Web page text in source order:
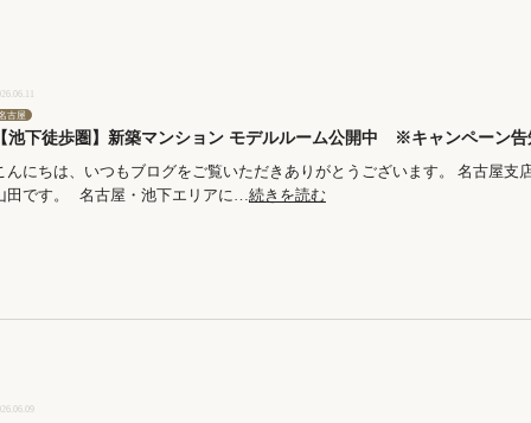
古屋
池下徒歩圏】新築マンション モデルルーム公開中 ※キャンペーン
んにちは、いつもブログをご覧いただきありがとうございます。 名古屋支
田です。 名古屋・池下エリアに…続きを読む